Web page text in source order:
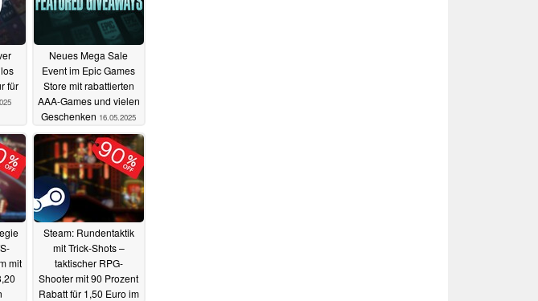
für
Neues Mega Sale
Event im Epic Games
Store mit rabattierten
AAA-Games und vielen
Geschenken 16.05.2025
mit
Steam: Rundentaktik
mit Trick-Shots –
taktischer RPG-
Shooter mit 90 Prozent
Rabatt für 1,50 Euro im